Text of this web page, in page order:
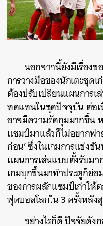
นอกจากนี้ยังมีเรื่องข
การวางมือของนักเตะชุด
ต้องปรับเปลี่ยนแผนการเ
ทดแทนในชุดปัจจุบัน ต่อเ
อาจมีความรัดกุมมากขึ้น
แชมป์มาแล้วก็ไม่อยากพ่
ก่อน’ ซึ่งในเกมการแข่ง
แผนการเล่นแบบตั้งรับมา
เกมบุกขึ้นมาทำประตูก็ย่
ของการผลักแชมป์เก่าใ
ฟุตบอลโลกใน 3 ครั้งหลัง
อย่างไรก็ดี ปัจจัยดัง